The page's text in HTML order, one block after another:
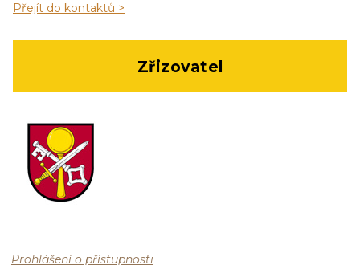
Přejít do kontaktů >
Zřizovatel
Prohlášení o přístupnosti